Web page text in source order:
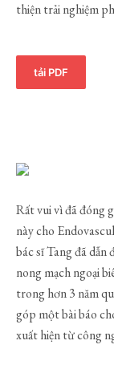
thiện trải nghiệm
tải PDF
Rất vui vì đã đóng
này cho
bác sĩ Tang đã
nong mạch ngoại
trong hơn 3 năm
góp một bài báo
xuất hiện từ công